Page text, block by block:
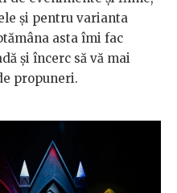
și pentru varianta
asta îmi fac
și încerc să vă mai
propuneri.